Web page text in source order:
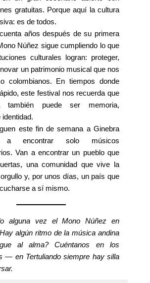
gratuitas. Porque aquí la cultura
es de todos.
años después de su primera
Núñez sigue cumpliendo lo que
culturales logran: proteger,
un patrimonio musical que nos
colombianos. En tiempos donde
este festival nos recuerda que
también puede ser memoria,
identidad.
este fin de semana a Ginebra
encontrar solo músicos
Van a encontrar un pueblo que
una comunidad que vive la
y, por unos días, un país que
a sí mismo.
alguna vez el Mono Núñez en
algún ritmo de la música andina
al alma? Cuéntanos en los
— en Tertuliando siempre hay silla